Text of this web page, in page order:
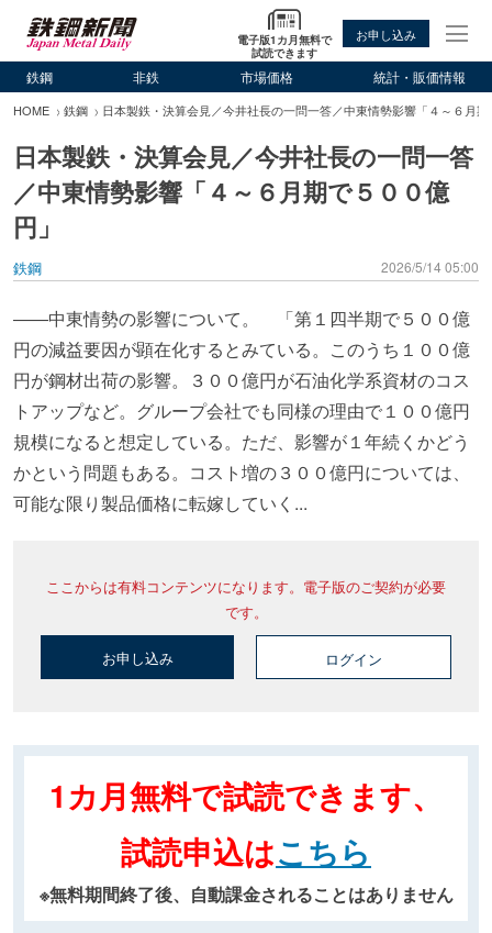
電子版1カ月無料で
試読できます
お申し込み
鉄鋼 非鉄 市場価格 統計・販価情報
HOME 鉄鋼 日本製鉄・決算会見／今井社長の一問一答／中東情勢影響「４～６月
日本製鉄・決算会見／今井社長の一問一答
／中東情勢影響「４～６月期で５００億
円」
鉄鋼 2026/5/14 05:00
――中東情勢の影響について。 「第１四半期で５００億
円の減益要因が顕在化するとみている。このうち１００億
円が鋼材出荷の影響。３００億円が石油化学系資材のコス
トアップなど。グループ会社でも同様の理由で１００億円
規模になると想定している。ただ、影響が１年続くかどう
かという問題もある。コスト増の３００億円については、
可能な限り製品価格に転嫁していく...
ここからは有料コンテンツになります。電子版のご契約が必要
です。
お申し込み ログイン
1カ月無料で試読できます、
試読申込はこちら
※無料期間終了後、自動課金されることはありません